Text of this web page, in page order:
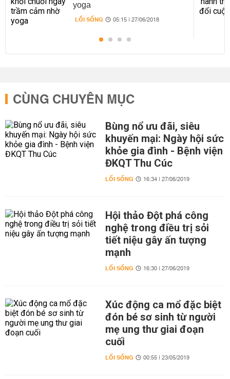
yoga
LỐI SỐNG 05:15 | 27/06/2018
CÙNG CHUYÊN MỤC
Bùng nổ ưu đãi, siêu
khuyến mại: Ngày hội sức
khỏe gia đình - Bệnh viện
ĐKQT Thu Cúc
LỐI SỐNG 16:34 | 27/06/2019
Hội thảo Đột phá công
nghệ trong điều trị sỏi
tiết niệu gây ấn tượng
mạnh
LỐI SỐNG 16:30 | 27/06/2019
Xúc động ca mổ đặc biệt
đón bé sơ sinh từ người
mẹ ung thư giai đoạn
cuối
LỐI SỐNG 00:55 | 23/05/2019